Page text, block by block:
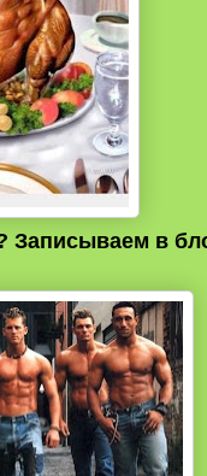
Записываем в